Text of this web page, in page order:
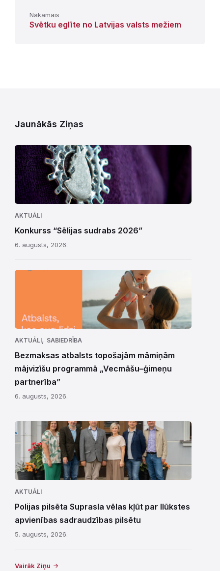
Nākamais
Svētku eglīte no Latvijas valsts mežiem
Jaunākās Ziņas
AKTUĀLI
Konkurss “Sēlijas sudrabs 2026”
6. augusts, 2026.
AKTUĀLI, SABIEDRĪBA
Bezmaksas atbalsts topošajām māmiņām
mājvizīšu programmā „Vecmāšu–ģimeņu
partnerība”
6. augusts, 2026.
AKTUĀLI
Polijas pilsēta Suprasla vēlas kļūt par Ilūkstes
apvienības sadraudzības pilsētu
5. augusts, 2026.
Vairāk Ziņu